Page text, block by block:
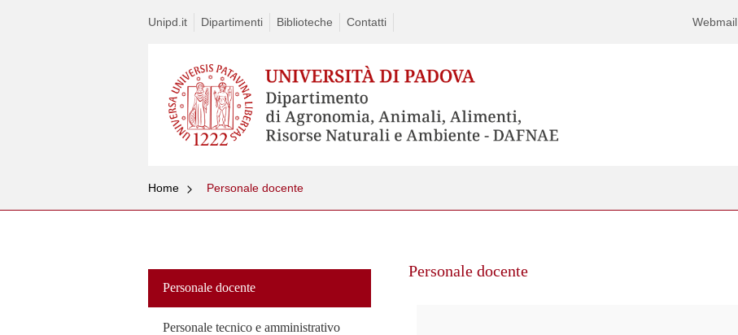
Unipd.it Dipartimenti Biblioteche Contatti Webmail
Home Personale docente
Personale docente
Personale tecnico e amministrativo
Personale docente